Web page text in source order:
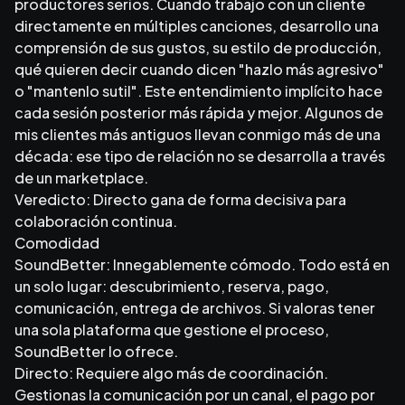
productores serios. Cuando trabajo con un cliente
directamente en múltiples canciones, desarrollo una
comprensión de sus gustos, su estilo de producción,
qué quieren decir cuando dicen "hazlo más agresivo"
o "mantenlo sutil". Este entendimiento implícito hace
cada sesión posterior más rápida y mejor. Algunos de
mis clientes más antiguos llevan conmigo más de una
década: ese tipo de relación no se desarrolla a través
de un marketplace.
Veredicto: Directo gana de forma decisiva para
colaboración continua.
Comodidad
SoundBetter: Innegablemente cómodo. Todo está en
un solo lugar: descubrimiento, reserva, pago,
comunicación, entrega de archivos. Si valoras tener
una sola plataforma que gestione el proceso,
SoundBetter lo ofrece.
Directo: Requiere algo más de coordinación.
Gestionas la comunicación por un canal, el pago por